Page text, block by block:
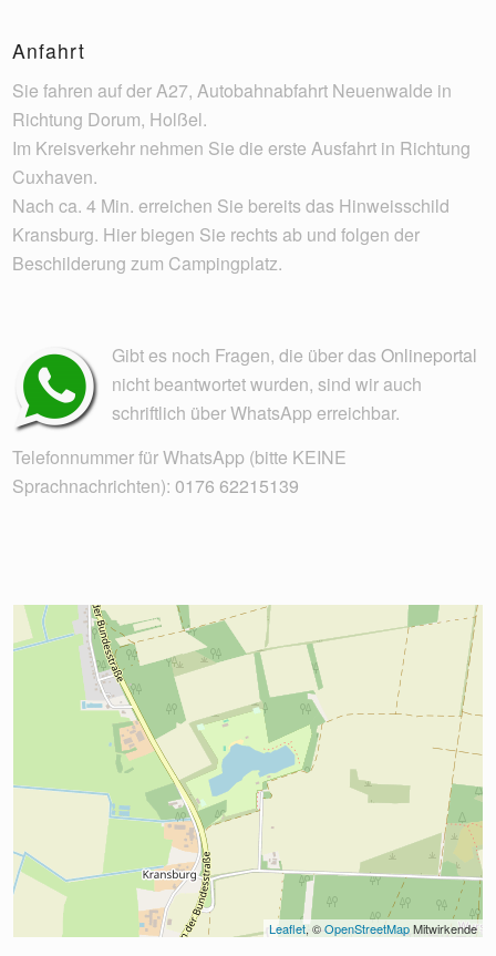
Anfahrt
Sie fahren auf der A27, Autobahnabfahrt Neuenwalde in
Richtung Dorum, Holßel.
Im Kreisverkehr nehmen Sie die erste Ausfahrt in Richtung
Cuxhaven.
Nach ca. 4 Min. erreichen Sie bereits das Hinweisschild
Kransburg. Hier biegen Sie rechts ab und folgen der
Beschilderung zum Campingplatz.
Gibt es noch Fragen, die über dasOnlineportal
nicht beantwortet wurden, sind wir auch
schriftlich über WhatsApp erreichbar.
Telefonnummer für WhatsApp (bitte KEINE
Sprachnachrichten): 0176 62215139
Leaflet, © OpenStreetMap Mitwirkende